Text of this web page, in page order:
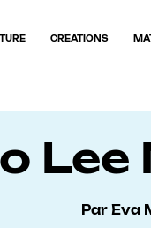
CRÉATIONS
Par Eva